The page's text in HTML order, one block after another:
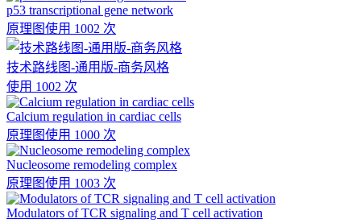
p53 transcriptional gene network
原理图使用 1002 次
技术路线图-通用版-商务风格
使用 1002 次
Calcium regulation in cardiac cells
原理图使用 1000 次
Nucleosome remodeling complex
原理图使用 1003 次
Modulators of TCR signaling and T cell activation